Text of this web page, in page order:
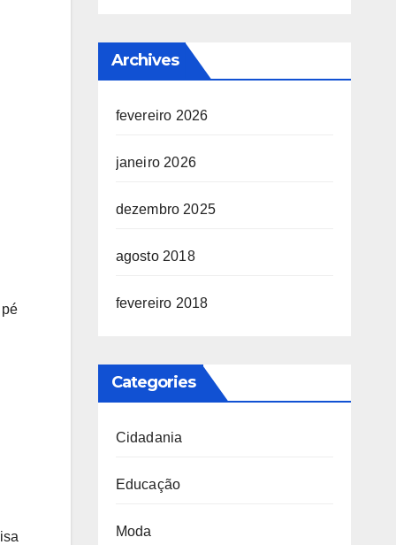
Archives
fevereiro 2026
janeiro 2026
dezembro 2025
agosto 2018
fevereiro 2018
Categories
Cidadania
Educação
Moda